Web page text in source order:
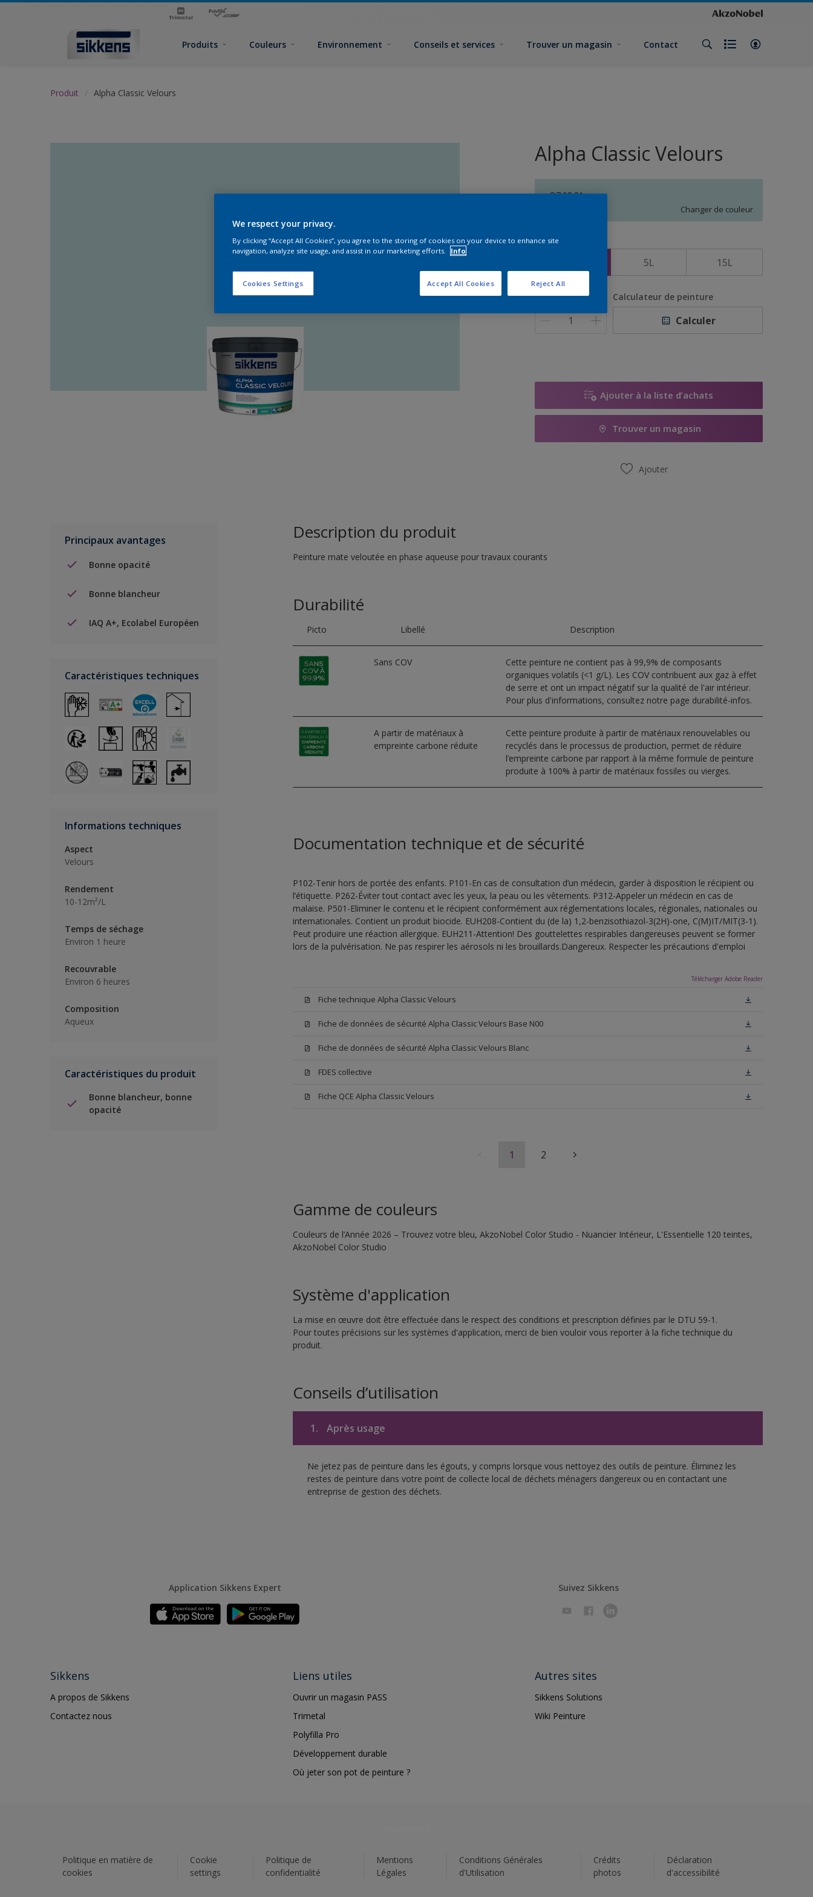
Produits Couleurs Environnement Conseils et services Trouver un magasin Contact
Produit Alpha Classic Velours
Alpha Classic Velours
Q7.08.81
Changer de couleur
Format
5L 15L
Quantité Calculateur de peinture
Calculer
Ajouter à la liste d’achats
Trouver un magasin
Ajouter
Principaux avantages
Bonne opacité
Bonne blancheur
IAQ A+, Ecolabel Européen
Caractéristiques techniques
Informations techniques
Aspect
Velours
Rendement
10-12m²/L
Temps de séchage
Environ 1 heure
Recouvrable
Environ 6 heures
Composition
Aqueux
Caractéristiques du produit
Bonne blancheur, bonne
opacité
Description du produit
Peinture mate veloutée en phase aqueuse pour travaux courants
Durabilité
Picto Libellé Description
Sans COV
Cette peinture ne contient pas à 99,9% de composants
organiques volatils (<1 g/L). Les COV contribuent aux gaz à effet
de serre et ont un impact négatif sur la qualité de l'air intérieur.
Pour plus d'informations, consultez notre page durabilité-infos.
A partir de matériaux à
empreinte carbone réduite
Cette peinture produite à partir de matériaux renouvelables ou
recyclés dans le processus de production, permet de réduire
l’empreinte carbone par rapport à la même formule de peinture
produite à 100% à partir de matériaux fossiles ou vierges.
Documentation technique et de sécurité
P102-Tenir hors de portée des enfants. P101-En cas de consultation d’un médecin, garder à disposition le récipient ou
l’étiquette. P262-Éviter tout contact avec les yeux, la peau ou les vêtements. P312-Appeler un médecin en cas de
malaise. P501-Eliminer le contenu et le récipient conformément aux réglementations locales, régionales, nationales ou
internationales. Contient un produit biocide. EUH208-Contient du (de la) 1,2-benzisothiazol-3(2H)-one, C(M)IT/MIT(3-1).
Peut produire une réaction allergique. EUH211-Attention! Des gouttelettes respirables dangereuses peuvent se former
lors de la pulvérisation. Ne pas respirer les aérosols ni les brouillards.Dangereux. Respecter les précautions d'emploi
Télécharger Adobe Reader
Fiche technique Alpha Classic Velours
Fiche de données de sécurité Alpha Classic Velours Base N00
Fiche de données de sécurité Alpha Classic Velours Blanc
FDES collective
Fiche QCE Alpha Classic Velours
1 2
Gamme de couleurs
Couleurs de l’Année 2026 – Trouvez votre bleu, AkzoNobel Color Studio - Nuancier Intérieur, L'Essentielle 120 teintes,
AkzoNobel Color Studio
Système d'application
La mise en œuvre doit être effectuée dans le respect des conditions et prescription définies par le DTU 59-1.
Pour toutes précisions sur les systèmes d'application, merci de bien vouloir vous reporter à la fiche technique du
produit.
Conseils d’utilisation
1. Après usage
Ne jetez pas de peinture dans les égouts, y compris lorsque vous nettoyez des outils de peinture. Éliminez les
restes de peinture dans votre point de collecte local de déchets ménagers dangereux ou en contactant une
entreprise de gestion des déchets.
Application Sikkens Expert Suivez Sikkens
Sikkens
A propos de Sikkens
Contactez nous
Liens utiles
Ouvrir un magasin PASS
Trimetal
Polyfilla Pro
Développement durable
Où jeter son pot de peinture ?
Autres sites
Sikkens Solutions
Wiki Peinture
Politique en matière de
cookies
Cookie
settings
Politique de
confidentialité
Mentions
Légales
Conditions Générales
d'Utilisation
Crédits
photos
Déclaration
d'accessibilité
We respect your privacy.
By clicking “Accept All Cookies”, you agree to the storing of cookies on your device to enhance site
navigation, analyze site usage, and assist in our marketing efforts.
Info
Cookies Settings Reject All
Accept All Cookies